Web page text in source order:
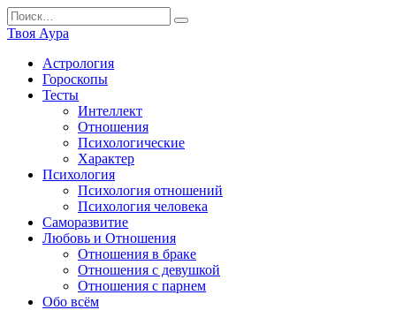
Перейти
к
содержанию
Search
for:
Твоя Аура
Астрология
Гороскопы
Тесты
Интеллект
Отношения
Психологические
Характер
Психология
Психология отношений
Психология человека
Саморазвитие
Любовь и Отношения
Отношения в браке
Отношения с девушкой
Отношения с парнем
Обо всём